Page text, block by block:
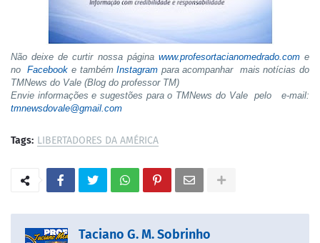
Não deixe de curtir nossa página www.profesortacianomedrado.come
noFacebook e tambémInstagram para acompanhar mais notícias do
TMNews do Vale (Blog do professor TM)
Envie informações e sugestões para o TMNews do Vale pelo e-mail:
tmnewsdovale@gmail.com
Tags: LIBERTADORES DA AMÉRICA
Taciano G. M. Sobrinho